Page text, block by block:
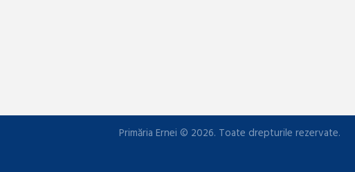
Primăria Ernei © 2026. Toate drepturile rezervate.